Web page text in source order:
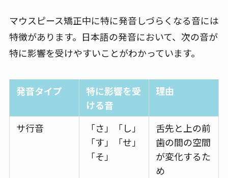
マウスピース矯正中に特に発音しづらくなる音には
特徴があります。日本語の発音において、次の音が
特に影響を受けやすいことがわかっています。
発音タイプ
特に影響を受
ける音
理由
サ行音
「さ」「し」
「す」「せ」
「そ」
舌先と上の前
歯の間の空間
が変化するた
め